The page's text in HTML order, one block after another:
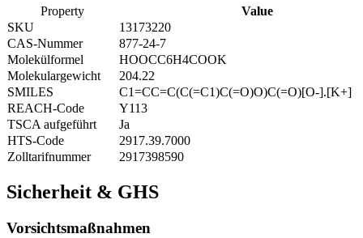
Property
Value
SKU
13173220
CAS-Nummer
877-24-7
Molekülformel
HOOCC6H4COOK
Molekulargewicht
204.22
SMILES
C1=CC=C(C(=C1)C(=O)O)C(=O)[O-].[K+]
REACH-Code
Y113
TSCA aufgeführt
Ja
HTS-Code
2917.39.7000
Zolltarifnummer
2917398590
Sicherheit & GHS
Vorsichtsmaßnahmen